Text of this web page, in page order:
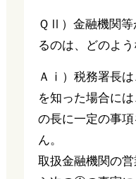
ＱⅡ）金融機関等
るのは、どのよう
Ａⅰ）税務署長
を知った場合に
の長に一定の事
ん。
取扱金融機関の